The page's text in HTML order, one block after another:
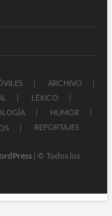
ARCHIVO
LÉXICO
HUMOR
REPORTAJES
| © Todos los